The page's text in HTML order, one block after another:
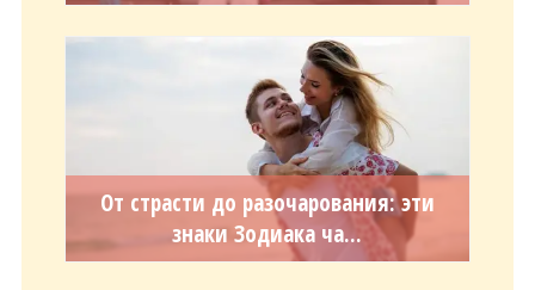
От страсти до разочарования: эти
знаки Зодиака ча...